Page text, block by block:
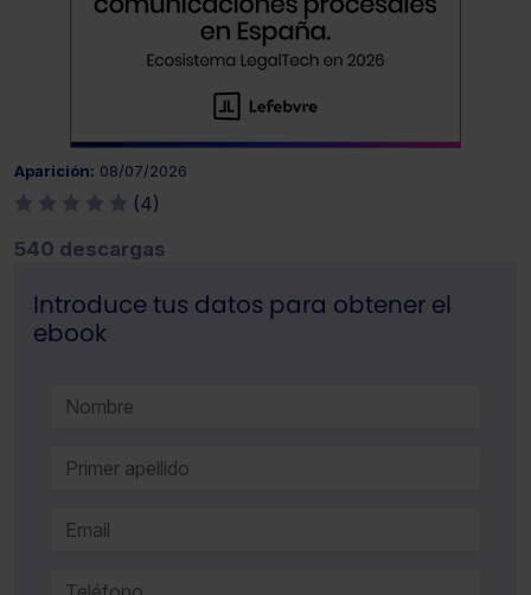
Aparición: 08/07/2026
(4)
540 descargas
Introduce tus datos para obtener el
ebook